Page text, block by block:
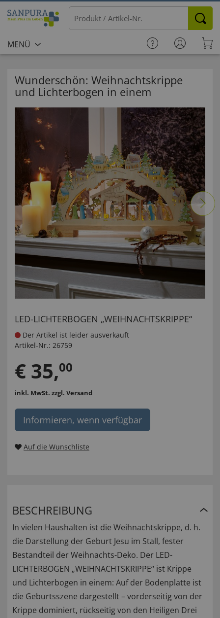
MENÜ
Wunderschön: Weihnachtskrippe
und Lichterbogen in einem
LED-LICHTERBOGEN „WEIHNACHTSKRIPPE“
Der Artikel ist leider ausverkauft
Artikel-Nr.: 26759
€ 35,00
inkl. MwSt. zzgl. Versand
Informieren, wenn verfügbar
Auf die Wunschliste
BESCHREIBUNG
In vielen Haushalten ist die Weihnachtskrippe, d. h.
die Darstellung der Geburt Jesu im Stall, fester
Bestandteil der Weihnachts-Deko. Der LED-
LICHTERBOGEN „WEIHNACHTSKRIPPE“ ist Krippe
und Lichterbogen in einem: Auf der Bodenplatte ist
die Geburtsszene dargestellt – vorderseitig von der
Krippe dominiert, rückseitig von den Heiligen Drei